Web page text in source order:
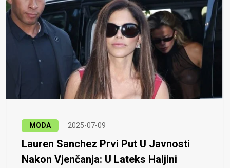
MODA 2025-07-09
Lauren Sanchez Prvi Put U Javnosti
Nakon Vjenčanja: U Lateks Haljini